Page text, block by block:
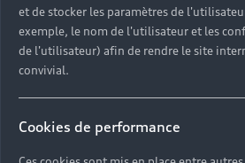
et de stocker les paramètres de
exemple, le nom de l'utilisateur et les
de l'utilisateur) afin de rendre le site
convivial.
Cookies de performance